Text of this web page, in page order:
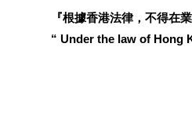
『根據香港法律，不得在
“ Under the law of Hong